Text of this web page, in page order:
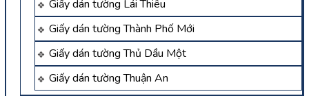
Giấy dán tường Lái Thiêu
Giấy dán tường Thành Phố Mới
Giấy dán tường Thủ Dầu Một
Giấy dán tường Thuận An